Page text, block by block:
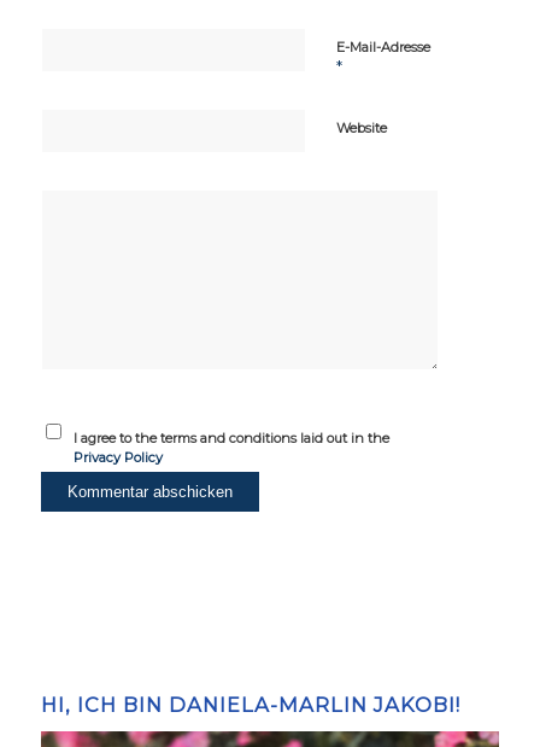
E-Mail-Adresse
*
Website
I agree to the terms and conditions laid out in the
Privacy Policy
HI, ICH BIN DANIELA-MARLIN JAKOBI!